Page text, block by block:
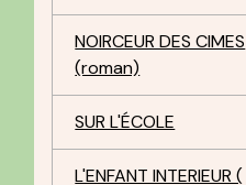
NOIRCEUR DES CIMES
(roman)
SUR L'ÉCOLE
L'ENFANT INTERIEUR (